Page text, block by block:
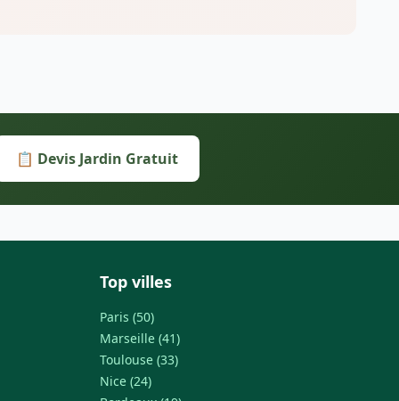
📋 Devis Jardin Gratuit
Top villes
Paris (50)
Marseille (41)
Toulouse (33)
Nice (24)